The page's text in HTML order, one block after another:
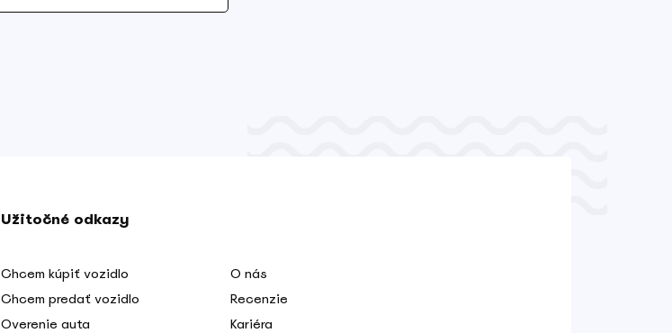
Užitočné odkazy
Chcem kúpiť vozidlo
Chcem predať vozidlo
Overenie auta
O nás
Recenzie
Kariéra